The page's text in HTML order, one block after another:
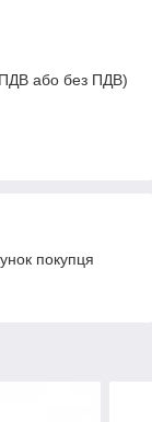
ПДВ або без ПДВ)
покупця